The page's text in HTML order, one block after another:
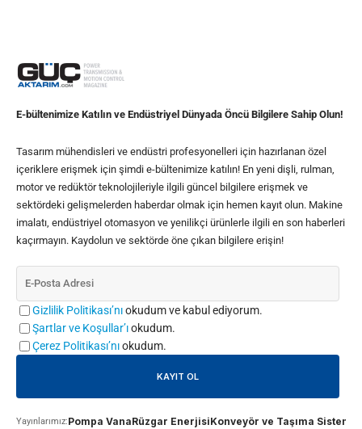
E-bültenimize Katılın ve Endüstriyel Dünyada Öncü Bilgilere Sahip Olun!
Tasarım mühendisleri ve endüstri profesyonelleri için hazırlanan özel
içeriklere erişmek için şimdi e-bültenimize katılın! En yeni dişli, rulman,
motor ve redüktör teknolojileriyle ilgili güncel bilgilere erişmek ve
sektördeki gelişmelerden haberdar olmak için hemen kayıt olun. Makine
imalatı, endüstriyel otomasyon ve yenilikçi ürünlerle ilgili en son haberleri
kaçırmayın. Kaydolun ve sektörde öne çıkan bilgilere erişin!
Gizlilik Politikası’nıokudum ve kabul ediyorum.
Şartlar ve Koşullar’ıokudum.
Çerez Politikası’nıokudum.
Yayınlarımız:Pompa VanaRüzgar EnerjisiKonveyör ve Taşıma